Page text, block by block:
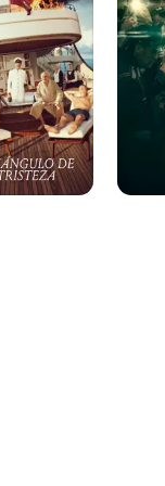
dinero
del
mundo